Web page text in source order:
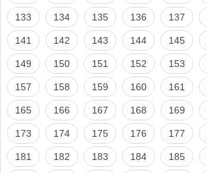
133 134 135 136 137
141 142 143 144 145
149 150 151 152 153
157 158 159 160 161
165 166 167 168 169
173 174 175 176 177
181 182 183 184 185